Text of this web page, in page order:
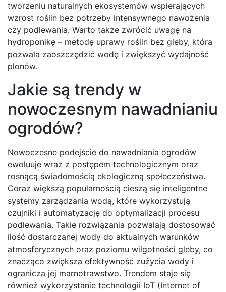
tworzeniu naturalnych ekosystemów wspierających
wzrost roślin bez potrzeby intensywnego nawożenia
czy podlewania. Warto także zwrócić uwagę na
hydroponikę – metodę uprawy roślin bez gleby, która
pozwala zaoszczędzić wodę i zwiększyć wydajność
plonów.
Jakie są trendy w
nowoczesnym nawadnianiu
ogrodów?
Nowoczesne podejście do nawadniania ogrodów
ewoluuje wraz z postępem technologicznym oraz
rosnącą świadomością ekologiczną społeczeństwa.
Coraz większą popularnością cieszą się inteligentne
systemy zarządzania wodą, które wykorzystują
czujniki i automatyzację do optymalizacji procesu
podlewania. Takie rozwiązania pozwalają dostosować
ilość dostarczanej wody do aktualnych warunków
atmosferycznych oraz poziomu wilgotności gleby, co
znacząco zwiększa efektywność zużycia wody i
ogranicza jej marnotrawstwo. Trendem staje się
również wykorzystanie technologii IoT (Internet of